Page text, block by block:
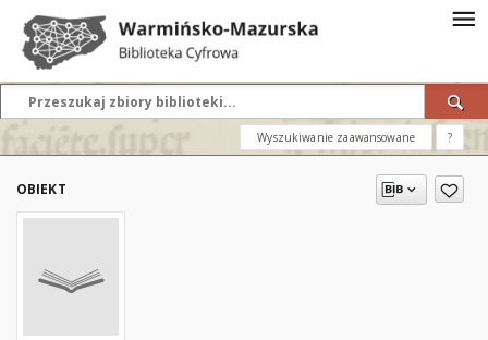
Wyszukiwanie zaawansowane ?
OBIEKT